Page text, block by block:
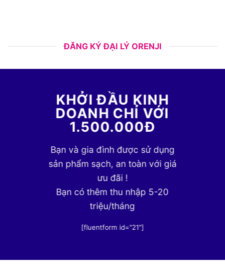
ĐĂNG KÝ ĐẠI LÝ ORENJI
KHỞI ĐẦU KINH
DOANH CHỈ VỚI
1.500.000Đ
Bạn và gia đình được sử dụng
sản phẩm sạch, an toàn với giá
ưu đãi !
Bạn có thêm thu nhập 5-20
triệu/tháng
[fluentform id="21"]